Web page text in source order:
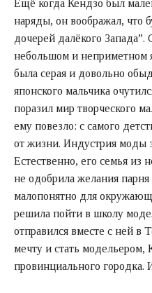
Ещё когда Кендзо был
наряды, он воображал, что
дочерей далёкого Запада”.
небольшом и неприметном
была серая и довольно
японского мальчика
поразил мир творческого
ему повезло: с самого
от жизни. Индустрия моды
Естественно, его семья из
не одобрила желания
малопонятно для
решила пойти в школу
отправился вместе с ней в
мечту и стать модельером,
провинциального городка.